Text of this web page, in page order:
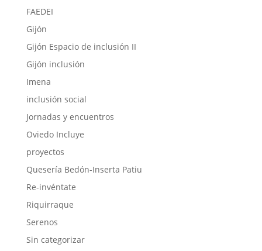
FAEDEI
Gijón
Gijón Espacio de inclusión II
Gijón inclusión
Imena
inclusión social
Jornadas y encuentros
Oviedo Incluye
proyectos
Quesería Bedón-Inserta Patiu
Re-invéntate
Riquirraque
Serenos
Sin categorizar